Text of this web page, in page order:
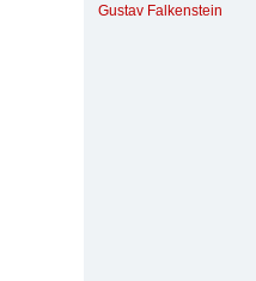
Gustav Falkenstein